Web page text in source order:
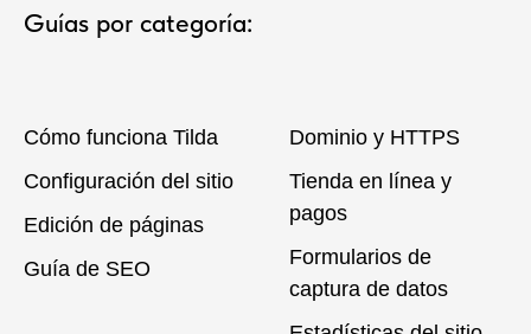
Guías por categoría:
Cómo funciona Tilda
Configuración del sitio
Edición de páginas
Guía de SEO
Dominio y HTTPS
Tienda en línea y
pagos
Formularios de
captura de datos